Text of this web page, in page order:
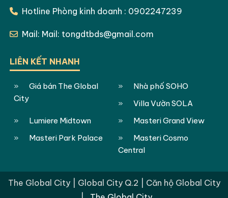
Hotline Phòng kinh doanh : 0902247239
Mail: Mail: tongdtbds@gmail.com
LIÊN KẾT NHANH
Giá bán The Global
City
Nhà phố SOHO
Villa Vườn SOLA
Lumiere Midtown
Masteri Grand View
Masteri Park Palace
Masteri Cosmo
Central
The Global City | Global City Q.2 | Căn hộ Global City